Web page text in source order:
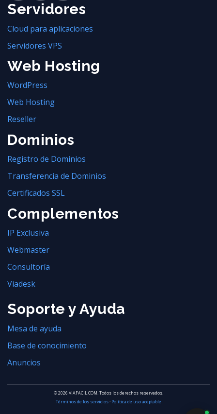
Servidores
Cloud para aplicaciones
Servidores VPS
Web Hosting
WordPress
Web Hosting
Reseller
Dominios
Registro de Dominios
Transferencia de Dominios
Certificados SSL
Complementos
IP Exclusiva
Webmaster
Consultoría
Viadesk
Soporte y Ayuda
Mesa de ayuda
Base de conocimiento
Anuncios
© 2026 VIAFACIL.COM. Todos los derechos reservados.
Términos de los servicios· Política de uso aceptable